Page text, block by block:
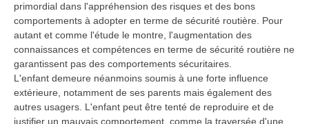
primordial dans l'appréhension des risques et des bons
comportements à adopter en terme de sécurité routière. Pour
autant et comme l'étude le montre, l'augmentation des
connaissances et compétences en terme de sécurité routière ne
garantissent pas des comportements sécuritaires.
L'enfant demeure néanmoins soumis à une forte influence
extérieure, notamment de ses parents mais également des
autres usagers. L'enfant peut être tenté de reproduire et de
justifier un mauvais comportement, comme la traversée d'une